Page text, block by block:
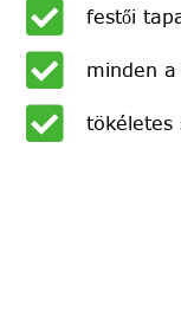
festői
minden
tökéletes